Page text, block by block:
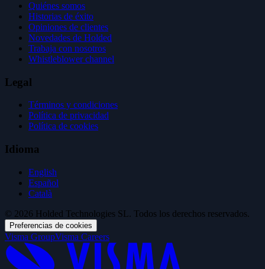
Quiénes somos
Historias de éxito
Opiniones de clientes
Novedades de Holded
Trabaja con nosotros
Whistleblower channel
Legal
Términos y condiciones
Política de privacidad
Política de cookies
Idioma
English
Español
Català
© 2026 Holded Technologies SL. Todos los derechos reservados.
Preferencias de cookies
Visma GroupVisma Careers